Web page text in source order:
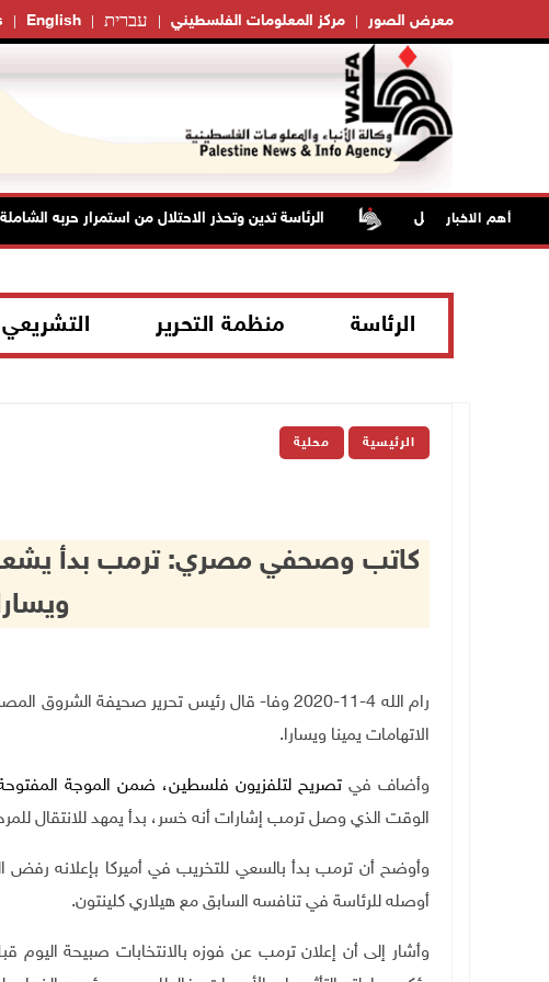
English עברית مركز المعلومات الفلسطيني معرض الصور
أهم الاخبار
منزلا شرق الخليل الرئاسة تدين وتحذر الاحتلال من استمرار حربه
الرئاسة منظمة التحرير التشريعي
الرئيسية محلية
كاتب وصحفي مصري: ترمب بدأ يشعر
رام الله 4-11-2020 وفا- قال رئيس تحرير صحيفة
الاتهامات يمينا ويسارا.
وأضاف في تصريح لتلفزيون فلسطين، ضمن الموجة المفتوحة
الوقت الذي وصل ترمب إشارات أنه خسر، بدأ يمهد للانتقال
وأوضح أن ترمب بدأ بالسعي للتخريب في أميركا بإعلانه رفض
أوصله للرئاسة في تنافسه السابق مع هيلاري كلينتون.
وأشار إلى أن إعلان ترمب عن فوزه بالانتخابات صبيحة اليوم